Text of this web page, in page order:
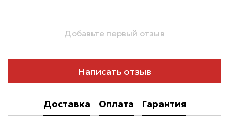
Добавьте первый отзыв
Написать отзыв
Доставка Оплата Гарантия